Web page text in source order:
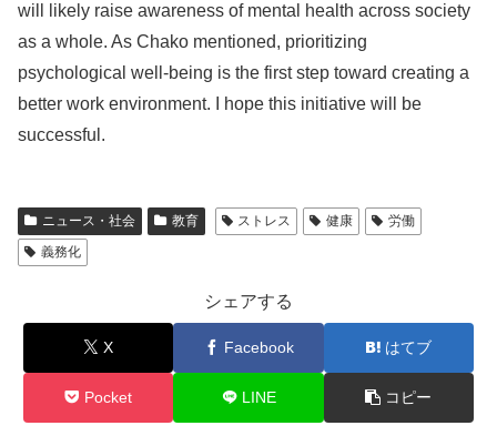
will likely raise awareness of mental health across society
as a whole. As Chako mentioned, prioritizing
psychological well-being is the first step toward creating a
better work environment. I hope this initiative will be
successful.
ニュース・社会 教育 ストレス 健康
労働
義務化
シェアする
X Facebook はてブ
Pocket LINE コピー